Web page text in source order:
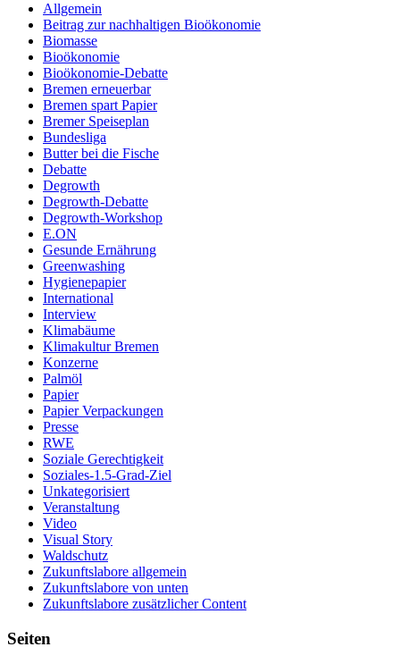
Allgemein
Beitrag zur nachhaltigen Bioökonomie
Biomasse
Bioökonomie
Bioökonomie-Debatte
Bremen erneuerbar
Bremen spart Papier
Bremer Speiseplan
Bundesliga
Butter bei die Fische
Debatte
Degrowth
Degrowth-Debatte
Degrowth-Workshop
E.ON
Gesunde Ernährung
Greenwashing
Hygienepapier
International
Interview
Klimabäume
Klimakultur Bremen
Konzerne
Palmöl
Papier
Papier Verpackungen
Presse
RWE
Soziale Gerechtigkeit
Soziales-1.5-Grad-Ziel
Unkategorisiert
Veranstaltung
Video
Visual Story
Waldschutz
Zukunftslabore allgemein
Zukunftslabore von unten
Zukunftslabore zusätzlicher Content
Seiten